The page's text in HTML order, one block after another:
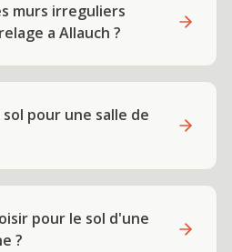
murs irreguliers
a Allauch ?
pour une salle de
pour le sol d'une
?